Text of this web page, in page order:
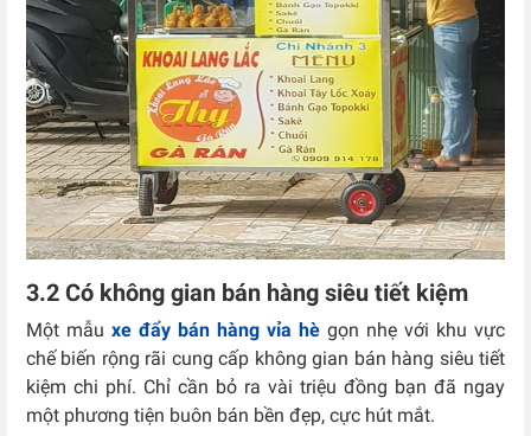
3.2 Có không gian bán hàng siêu tiết kiệm
Một mẫu xe đẩy bán hàng vỉa hè gọn nhẹ với khu vực
chế biến rộng rãi cung cấp không gian bán hàng siêu tiết
kiệm chi phí. Chỉ cần bỏ ra vài triệu đồng bạn đã ngay
một phương tiện buôn bán bền đẹp, cực hút mắt.